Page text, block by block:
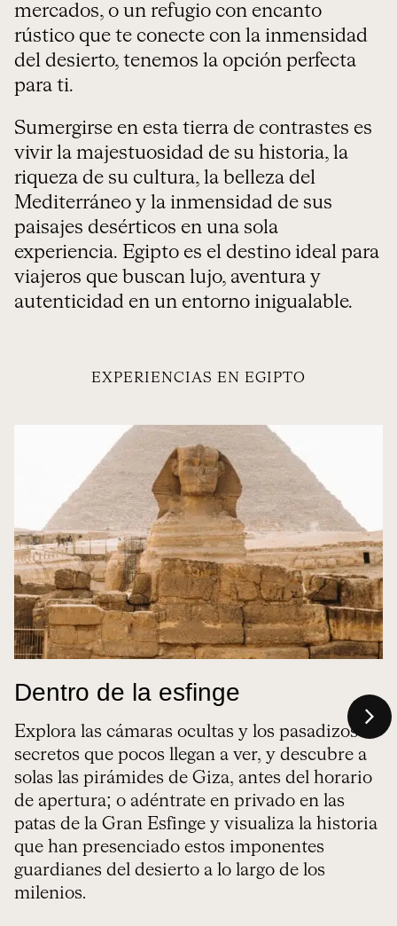
mercados, o un refugio con encanto
rústico que te conecte con la inmensidad
del desierto, tenemos la opción perfecta
para ti.
Sumergirse en esta tierra de contrastes es
vivir la majestuosidad de su historia, la
riqueza de su cultura, la belleza del
Mediterráneo y la inmensidad de sus
paisajes desérticos en una sola
experiencia. Egipto es el destino ideal para
viajeros que buscan lujo, aventura y
autenticidad en un entorno inigualable.
EXPERIENCIAS EN EGIPTO
Dentro de la esfinge
Explora las cámaras ocultas y los pasadizos
secretos que pocos llegan a ver, y descubre a
solas las pirámides de Giza, antes del horario
de apertura; o adéntrate en privado en las
patas de la Gran Esfinge y visualiza la historia
que han presenciado estos imponentes
guardianes del desierto a lo largo de los
milenios.